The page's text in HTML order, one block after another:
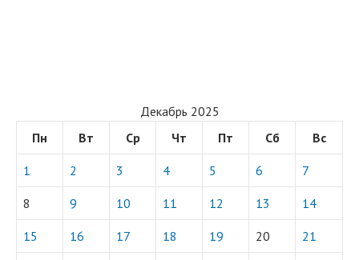
Декабрь 2025
Пн
Вт Ср Чт Пт Сб Вс
1 2 3 4 5 6 7
8 9 10 11 12 13 14
15 16 17 18 19 20 21